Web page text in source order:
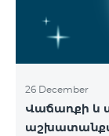
առաջարկ,
բերել նոր
հեռախոսնե
26 December
Վաճառքի և